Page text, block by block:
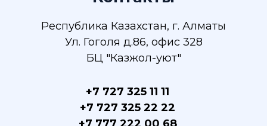
Республика Казахстан, г. Алматы
Ул. Гоголя д.86, офис 328
БЦ "Казжол-уют"
+7 727 325 11 11
+7 727 325 22 22